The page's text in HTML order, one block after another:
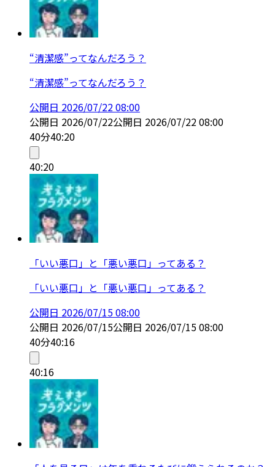
“清潔感”ってなんだろう？
“清潔感”ってなんだろう？
公開日 2026/07/22 08:00
公開日 2026/07/22公開日 2026/07/22 08:00
40分40:20
40:20
「いい悪口」と「悪い悪口」ってある？
「いい悪口」と「悪い悪口」ってある？
公開日 2026/07/15 08:00
公開日 2026/07/15公開日 2026/07/15 08:00
40分40:16
40:16